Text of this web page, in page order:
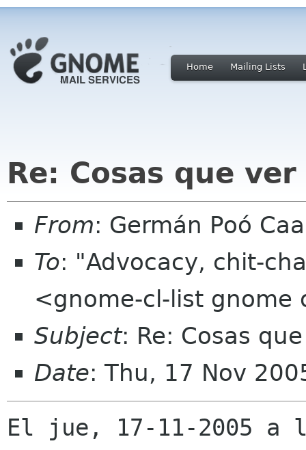
Home Mailing Lists
Re: Cosas que
From: Germán Poó
To: "Advocacy, chit-
<gnome-cl-list gnome
Subject: Re: Cosas
Date: Thu, 17 Nov
El jue, 17-11-2005 a